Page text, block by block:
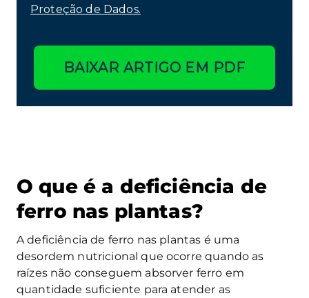
Proteção de Dados.
BAIXAR ARTIGO EM PDF
O que é a deficiência de
ferro nas plantas?
A deficiência de ferro nas plantas é uma
desordem nutricional que ocorre quando as
raízes não conseguem absorver ferro em
quantidade suficiente para atender as